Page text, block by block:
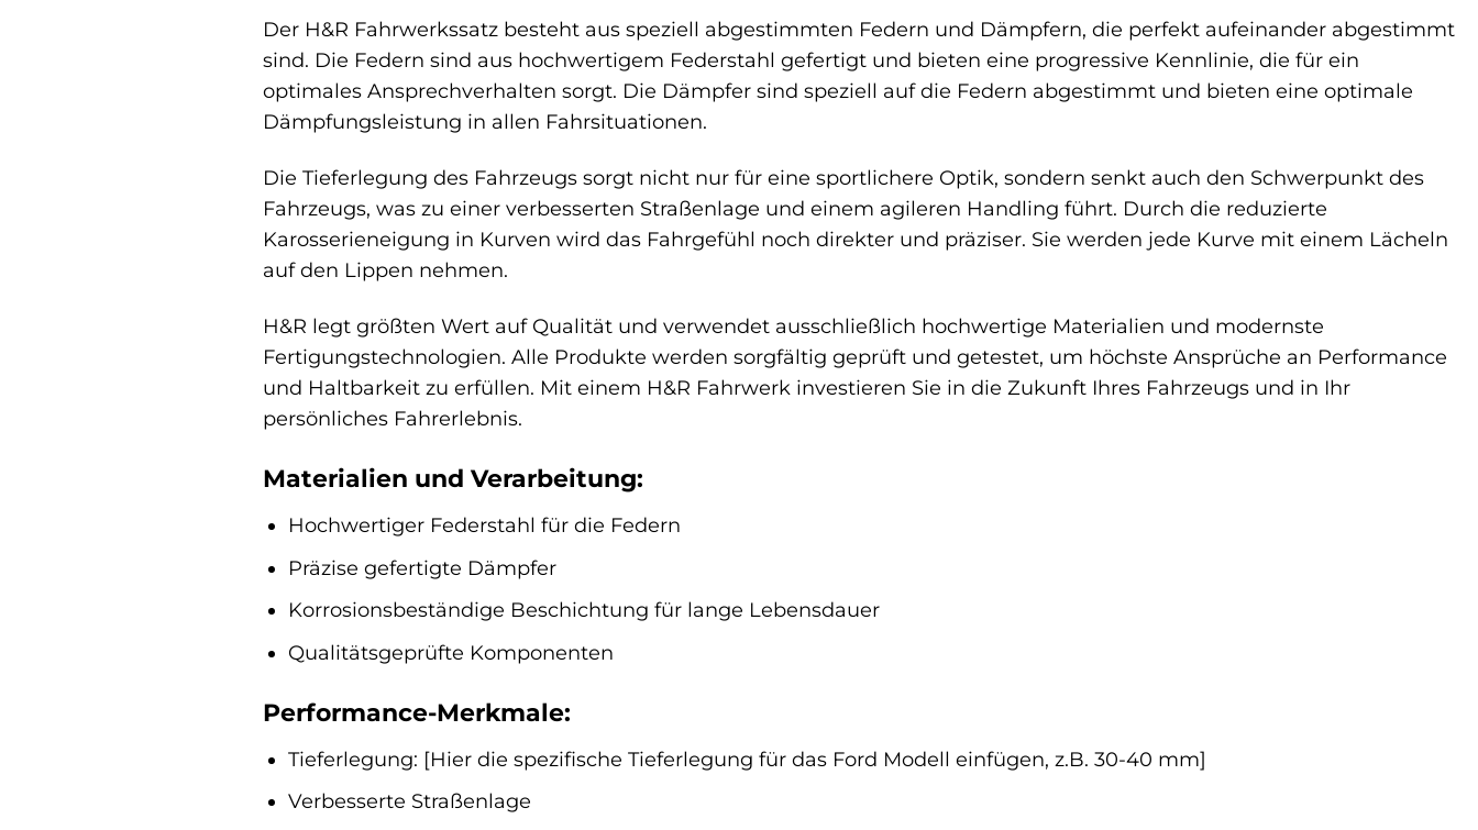
Der H&R Fahrwerkssatz besteht aus speziell abgestimmten Federn und Dämpfern, die perfekt aufeinander abgestimmt
sind. Die Federn sind aus hochwertigem Federstahl gefertigt und bieten eine progressive Kennlinie, die für ein
optimales Ansprechverhalten sorgt. Die Dämpfer sind speziell auf die Federn abgestimmt und bieten eine optimale
Dämpfungsleistung in allen Fahrsituationen.
Die Tieferlegung des Fahrzeugs sorgt nicht nur für eine sportlichere Optik, sondern senkt auch den Schwerpunkt des
Fahrzeugs, was zu einer verbesserten Straßenlage und einem agileren Handling führt. Durch die reduzierte
Karosserieneigung in Kurven wird das Fahrgefühl noch direkter und präziser. Sie werden jede Kurve mit einem Lächeln
auf den Lippen nehmen.
H&R legt größten Wert auf Qualität und verwendet ausschließlich hochwertige Materialien und modernste
Fertigungstechnologien. Alle Produkte werden sorgfältig geprüft und getestet, um höchste Ansprüche an Performance
und Haltbarkeit zu erfüllen. Mit einem H&R Fahrwerk investieren Sie in die Zukunft Ihres Fahrzeugs und in Ihr
persönliches Fahrerlebnis.
Materialien und Verarbeitung:
Hochwertiger Federstahl für die Federn
Präzise gefertigte Dämpfer
Korrosionsbeständige Beschichtung für lange Lebensdauer
Qualitätsgeprüfte Komponenten
Performance-Merkmale:
Tieferlegung: [Hier die spezifische Tieferlegung für das Ford Modell einfügen, z.B. 30-40 mm]
Verbesserte Straßenlage